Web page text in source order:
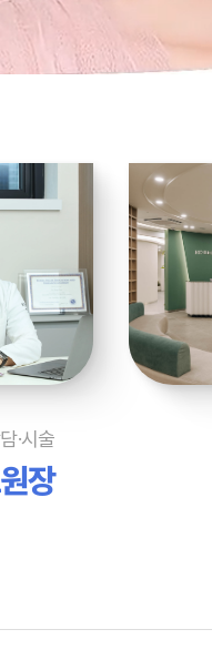
·시술
장